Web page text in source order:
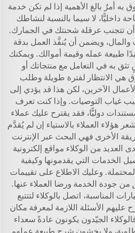
به أمرٌ بالغ الأهمية إذا لم تكن خدمة
داخليًّا، لا سيما بالنسبة لنشاطك
أن تتجنب عرقلة شحنتك في الجمارك.
ويضمن أن يُنفَّذ العمل بدقة
عمله وقيمة أموالك. ويمكنك
به في التعامل مع منتجاتك أو
هي الانتظار لفترة طويلة وطلب
الآخرين، لكن هذا قد يؤدي إلى
غياب التوصيات. وإذا كنت تعرف
دوليًّا، فقد يقترح عليك عملاء
هؤلاء العملاء بالاستياء إن لم يُقدَّم
الأخرى فهي البحث عبر الإنترنت
العديد من الوكلاء مواقع إلكترونية
الخدمات التي يقدمونها وكيفية
وعليك الاطلاع على تقييمات
من جودة الخدمة ورضا العملاء عنها.
المناسبة، اتصل بالوكلاء لتتتبع
عليهم الأسئلة اللازمة لمعرفة مكان
الجيّدون يكونون عادةً سعداء